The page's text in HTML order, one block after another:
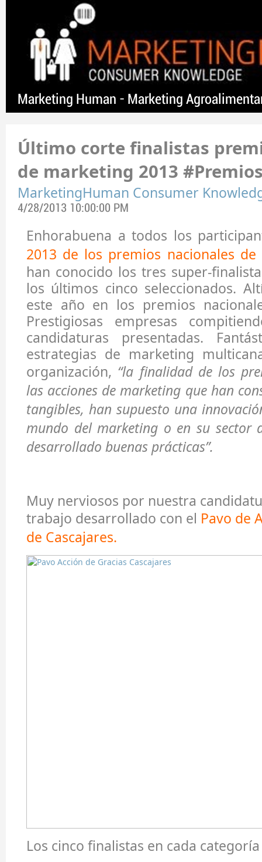
Marketing Human - Marketing
Último corte finalistas
de marketing 2013
MarketingHuman Consumer
4/28/2013 10:00:00 PM
Enhorabuena a todos los
2013 de los premios nacionales
han conocido los tres super-
los últimos cinco seleccionados.
este año en los premios
Prestigiosas empresas
candidaturas presentadas.
estrategias de marketing
organización, “la finalidad de los
las acciones de marketing que han
tangibles, han supuesto una
mundo del marketing o en su sector
desarrollado buenas prácticas”.
Muy nerviosos por nuestra
trabajo desarrollado con el Pavo de
de Cascajares.
Los cinco finalistas en cada